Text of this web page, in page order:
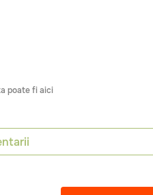
poate fi aici